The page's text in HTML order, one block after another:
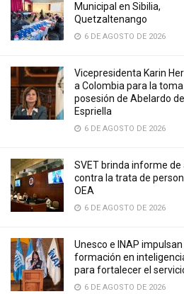
Municipal en Sibilia,
Quetzaltenango
6 DE AGOSTO DE 2026
Vicepresidenta Karin
a Colombia para la
posesión de Abelardo
Espriella
6 DE AGOSTO DE 2026
SVET brinda informe de
contra la trata de
OEA
6 DE AGOSTO DE 2026
Unesco e INAP impulsan
formación en
para fortalecer el
6 DE AGOSTO DE 2026